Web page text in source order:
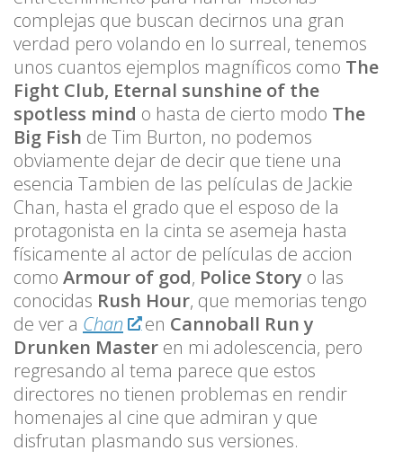
complejas que buscan decirnos una gran
verdad pero volando en lo surreal, tenemos
unos cuantos ejemplos magníficos como The
Fight Club, Eternal sunshine of the
spotless mind o hasta de cierto modo The
Big Fish de Tim Burton, no podemos
obviamente dejar de decir que tiene una
esencia Tambien de las películas de Jackie
Chan, hasta el grado que el esposo de la
protagonista en la cinta se asemeja hasta
físicamente al actor de películas de accion
como Armour of god, Police Story o las
conocidas Rush Hour, que memorias tengo
de ver a Chan en Cannoball Run y
Drunken Master en mi adolescencia, pero
regresando al tema parece que estos
directores no tienen problemas en rendir
homenajes al cine que admiran y que
disfrutan plasmando sus versiones.